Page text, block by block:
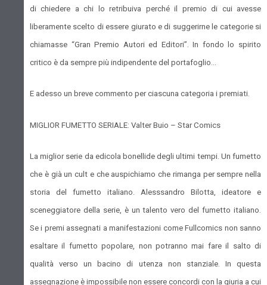
di chiedere a chi lo retribuiva perché il premio di cui avesse
liberamente scelto di essere giurato e di suggerirne le categorie si
chiamasse “Gran Premio Autori ed Editori”. In fondo lo spirito
critico è da sempre più indipendente del portafoglio...
E adesso un breve commento per ciascuna categoria i premiati.
MIGLIOR FUMETTO SERIALE: Valter Buio – Star Comics
La miglior serie da edicola bonellide degli ultimi tempi. Un fumetto
che è già un cult e che auspichiamo che rimanga per sempre nella
storia del fumetto italiano. Alesssandro Bilotta, ideatore e
sceneggiatore della serie, è un talento vero del fumetto italiano.
Se i premi assegnati a manifestazioni come Fullcomics non sanno
esaltare il fumetto popolare, non potranno mai fare il salto di
qualità verso un bacino di utenza non stanziale. In questa
assegnazione è impossibile non essere concordi con la giuria a cui